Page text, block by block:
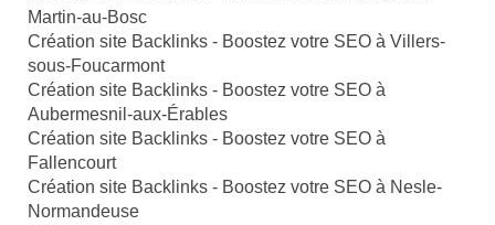
Martin-au-Bosc
Création site Backlinks - Boostez votre SEO à Villers-
sous-Foucarmont
Création site Backlinks - Boostez votre SEO à
Aubermesnil-aux-Érables
Création site Backlinks - Boostez votre SEO à
Fallencourt
Création site Backlinks - Boostez votre SEO à Nesle-
Normandeuse